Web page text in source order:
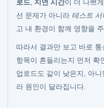
로드
지연 시간이 더 나쁘
선 문제가 아니라 테스트
고 내 환경이 함께 영향을
따라서 결과만 보고 바로
항목이 흔들리는지 먼저 확
업로드도 같이 낮은지, 아
라 원인이 달라집니다.